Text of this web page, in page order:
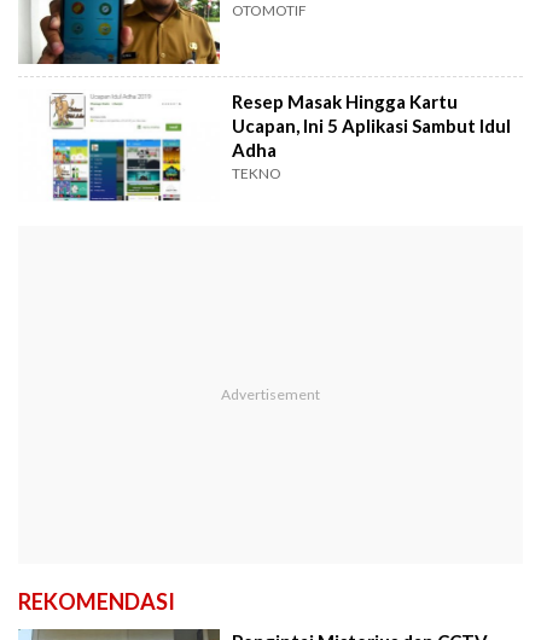
OTOMOTIF
Resep Masak Hingga Kartu
Ucapan, Ini 5 Aplikasi Sambut Idul
Adha
TEKNO
REKOMENDASI